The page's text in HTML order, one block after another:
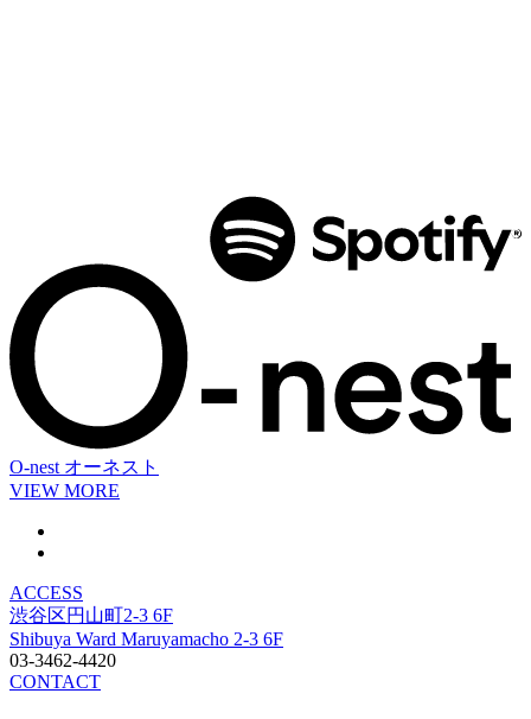
O-nest オーネスト
VIEW MORE
ACCESS
渋谷区円山町2-3 6F
Shibuya Ward Maruyamacho 2-3 6F
03-3462-4420
CONTACT